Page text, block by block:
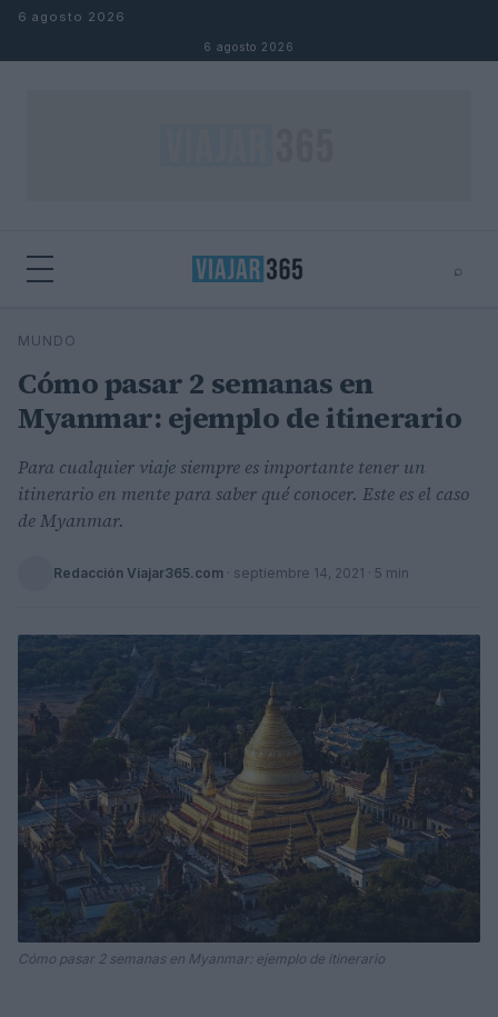
Saltar al contenido
6 agosto 2026
6 agosto 2026
⌕
Buscar
MUNDO
Cómo pasar 2 semanas en
Myanmar: ejemplo de itinerario
Para cualquier viaje siempre es importante tener un
itinerario en mente para saber qué conocer. Este es el caso
de Myanmar.
Redacción Viajar365.com · septiembre 14, 2021 · 5 min
Cómo pasar 2 semanas en Myanmar: ejemplo de itinerario